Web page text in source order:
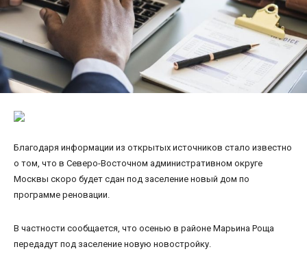
Благодаря информации из открытых источников стало известно
о том, что в Северо-Восточном административном округе
Москвы скоро будет сдан под заселение новый дом по
программе реновации.
В частности сообщается, что осенью в районе Марьина Роща
передадут под заселение новую новостройку.